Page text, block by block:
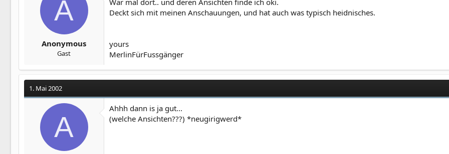
A
Anonymous
Gast
War mal dort.. und deren Ansichten finde ich oki.
Deckt sich mit meinen Anschauungen, und hat auch was typisch heidnisches.
yours
MerlinFürFussgänger
1. Mai 2002
A
Ahhh dann is ja gut...
(welche Ansichten???) *neugirigwerd*